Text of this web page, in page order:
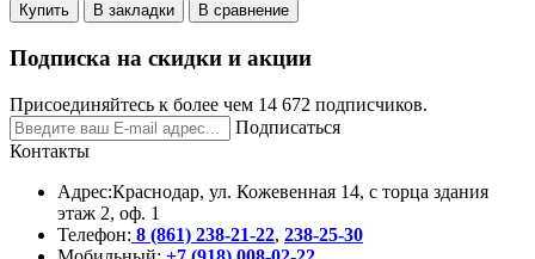
Купить В закладки В сравнение
Подписка на скидки и акции
Присоединяйтесь к более чем 14 672 подписчиков.
Подписаться
Контакты
Адрес:Краснодар, ул. Кожевенная 14, с торца здания
этаж 2, оф. 1
Телефон: 8 (861) 238-21-22, 238-25-30